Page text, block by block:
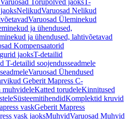
Varuosad Torupõlved jaoksT-
NelikudVaruosad Nelikud
Varuosad Üleminekud
ja ühendused,
ja ühendused, lahtivõetavad
Kompensaatorid
jaoksT-detailid
T-detailid soojendusseadmele
Varuosad Ühendused
Geberit Mapress C-
muhvideleKatted torudeleKinnitused
SüsteemitihendidKomplektid kruvid
vaskGeberit Mapress
vask jaoksMuhvidVaruosad Muhvid